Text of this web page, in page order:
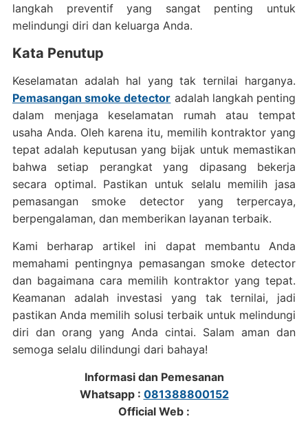
langkah preventif yang sangat penting untuk
melindungi diri dan keluarga Anda.
Kata Penutup
Keselamatan adalah hal yang tak ternilai harganya.
Pemasangan smoke detector adalah langkah penting
dalam menjaga keselamatan rumah atau tempat
usaha Anda. Oleh karena itu, memilih kontraktor yang
tepat adalah keputusan yang bijak untuk memastikan
bahwa setiap perangkat yang dipasang bekerja
secara optimal. Pastikan untuk selalu memilih jasa
pemasangan smoke detector yang terpercaya,
berpengalaman, dan memberikan layanan terbaik.
Kami berharap artikel ini dapat membantu Anda
memahami pentingnya pemasangan smoke detector
dan bagaimana cara memilih kontraktor yang tepat.
Keamanan adalah investasi yang tak ternilai, jadi
pastikan Anda memilih solusi terbaik untuk melindungi
diri dan orang yang Anda cintai. Salam aman dan
semoga selalu dilindungi dari bahaya!
Informasi dan Pemesanan
Whatsapp : 081388800152
Official Web :